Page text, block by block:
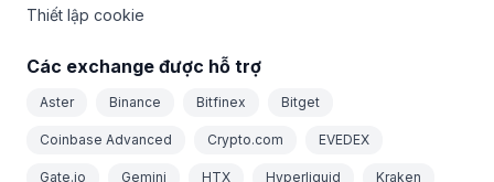
Thiết lập cookie
Các exchange được hỗ trợ
Aster Binance Bitfinex Bitget
Coinbase Advanced Crypto.com EVEDEX
Gate.io Gemini HTX Hyperliquid Kraken